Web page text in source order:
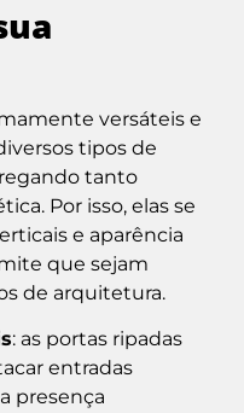
versáteis e
tipos de
tanto
Por isso, elas se
e aparência
que sejam
de arquitetura.
: as portas ripadas
entradas
presença